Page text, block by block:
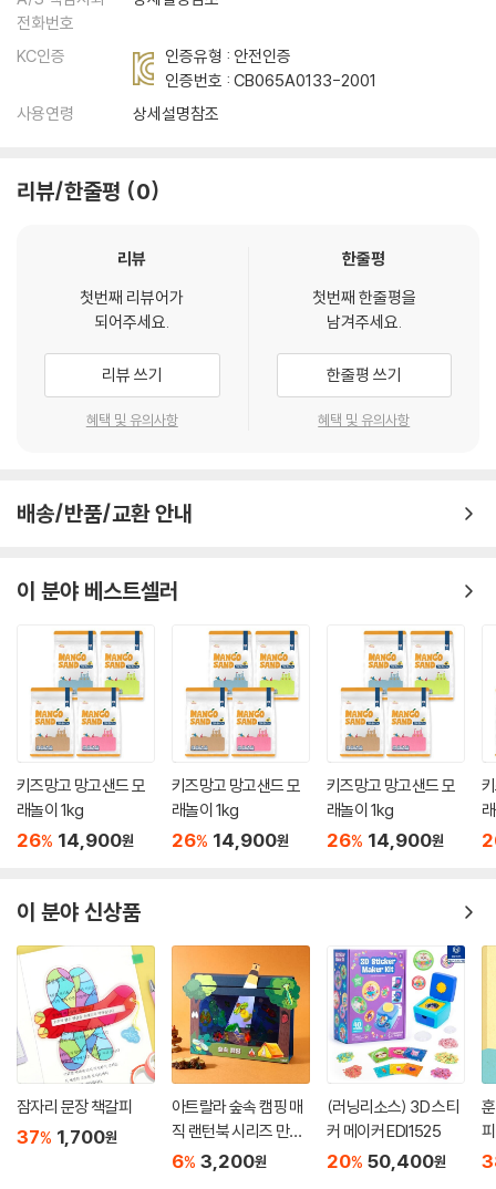
전화번호
KC인증
인증유형 : 안전인증
인증번호 :CB065A0133-2001
사용연령
상세설명참조
리뷰/한줄평 0
리뷰
첫번째 리뷰어가
되어주세요.
리뷰 쓰기
혜택 및 유의사항
한줄평
첫번째 한줄평을
남겨주세요.
한줄평 쓰기
혜택 및 유의사항
배송/반품/교환 안내
이 분야 베스트셀러
키즈망고 망고샌드 모
래놀이 1kg
26% 14,900원
키즈망고 망고샌드 모
래놀이 1kg
26% 14,900원
키즈망고 망고샌드 모
래놀이 1kg
26% 14,900원
이 분야 신상품
잠자리 문장 책갈피
37% 1,700원
아트랄라 숲속 캠핑 매
직 랜턴북 시리즈 만들
기 DIY 키트
6% 3,200원
(러닝리소스) 3D 스티
커 메이커 EDI1525
20% 50,400원
피